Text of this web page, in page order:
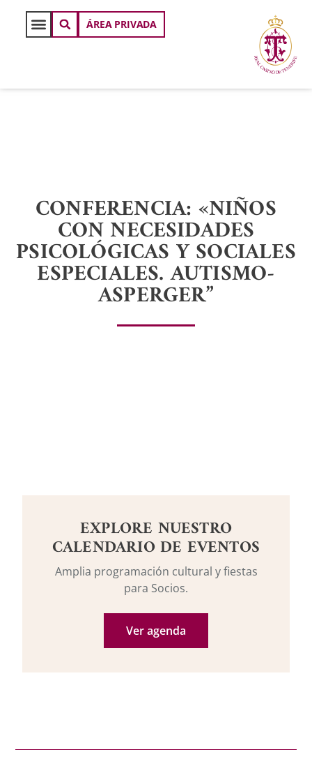
ÁREA PRIVADA
CONFERENCIA: «NIÑOS
CON NECESIDADES
PSICOLÓGICAS Y SOCIALES
ESPECIALES. AUTISMO-
ASPERGER”
EXPLORE NUESTRO
CALENDARIO DE EVENTOS
Amplia programación cultural y fiestas
para Socios.
Ver agenda